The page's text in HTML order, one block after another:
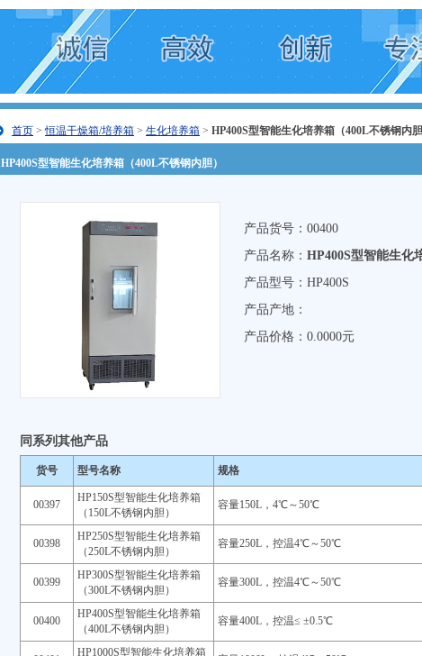
首页 >恒温干燥箱/培养箱 > 生化培养箱 > HP400S型智能生化培养箱（400L不锈钢内胆
HP400S型智能生化培养箱（400L不锈钢内胆）
产品货号：00400
产品名称： HP400S型智能生化
产品型号：HP400S
产品产地：
产品价格：0.0000元
同系列其他产品
货号 型号名称 规格
00397
HP150S型智能生化培养箱
（150L不锈钢内胆）
容量150L，4℃～50℃
00398
HP250S型智能生化培养箱
（250L不锈钢内胆）
容量250L，控温4℃～50℃
00399
HP300S型智能生化培养箱
（300L不锈钢内胆）
容量300L，控温4℃～50℃
00400
HP400S型智能生化培养箱
（400L不锈钢内胆）
容量400L，控温≤ ±0.5℃
HP1000S型智能生化培养箱